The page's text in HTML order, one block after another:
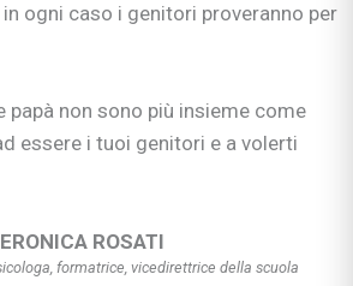
ogni caso i genitori proveranno per
papà non sono più insieme come
essere i tuoi genitori e a volerti
ROSATI
formatrice, vicedirettrice della scuola